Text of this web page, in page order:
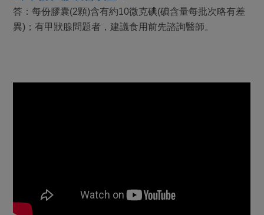
答：每份膠囊(2顆)含有約10微克碘(碘含量每批次略有差
異)；有甲狀腺問題者，建議食用前先諮詢醫師。